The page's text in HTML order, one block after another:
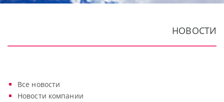
НОВОСТИ
Все новости
Новости компании